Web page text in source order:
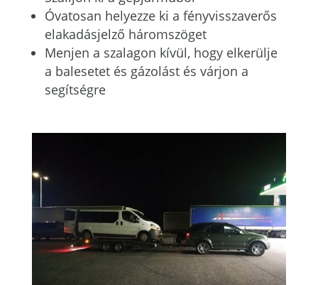
Óvatosan helyezze ki a fényvisszaverős
elakadásjelző háromszöget
Menjen a szalagon kívül, hogy elkerülje
a balesetet és gázolást és várjon a
segítségre